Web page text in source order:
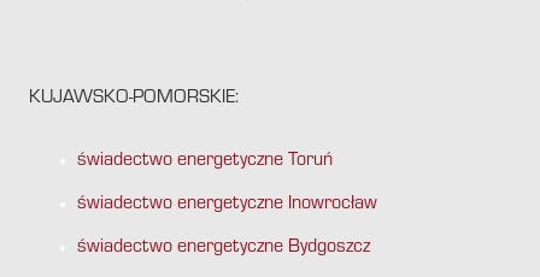
KUJAWSKO-POMORSKIE:
świadectwo energetyczne Toruń
świadectwo energetyczne Inowrocław
świadectwo energetyczne Bydgoszcz